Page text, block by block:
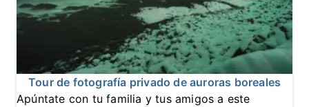
Tour de fotografía privado de auroras boreales
Apúntate con tu familia y tus amigos a este